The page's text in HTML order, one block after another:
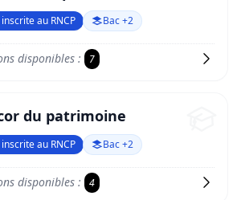
au RNCP Bac +2
disponibles : 7
du patrimoine
au RNCP Bac +2
disponibles : 4